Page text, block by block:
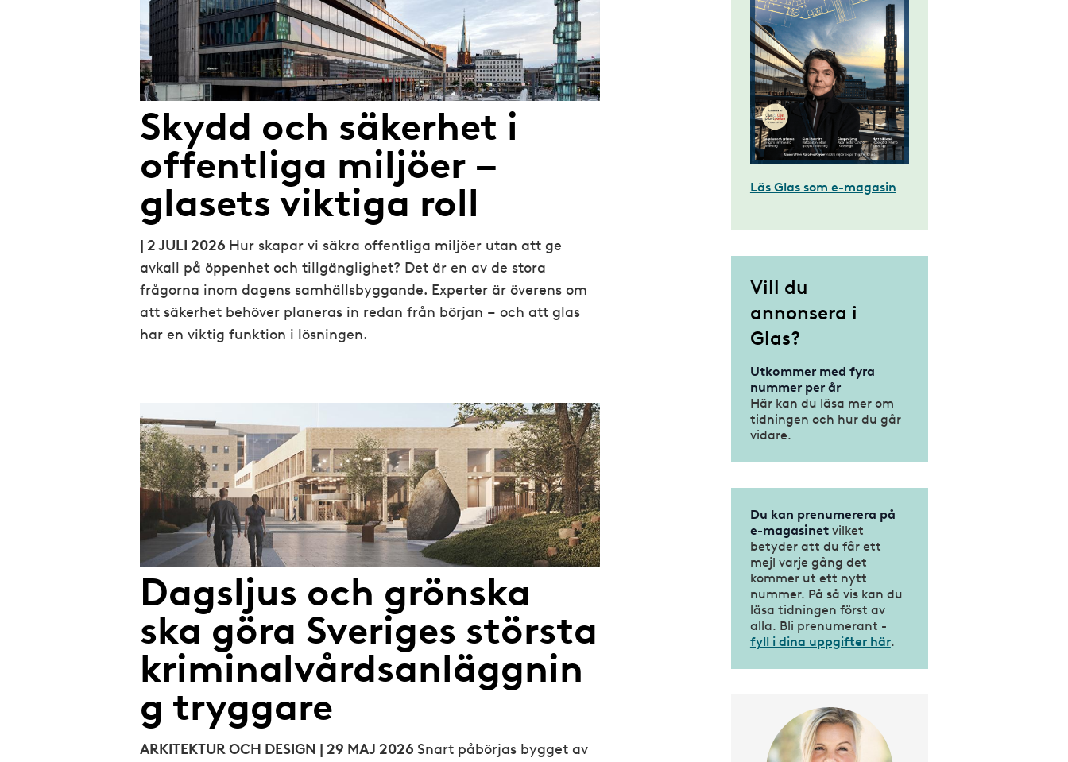
Skydd och säkerhet i
offentliga miljöer –
glasets viktiga roll
| 2 JULI 2026 Hur skapar vi säkra offentliga miljöer utan att ge
avkall på öppenhet och tillgänglighet? Det är en av de stora
frågorna inom dagens samhällsbyggande. Experter är överens om
att säkerhet behöver planeras in redan från början – och att glas
har en viktig funktion i lösningen.
Dagsljus och grönska
ska göra Sveriges största
kriminalvårdsanläggnin
g tryggare
ARKITEKTUR OCH DESIGN | 29 MAJ 2026 Snart påbörjas bygget av
Läs Glas som e-magasin
Vill du
annonsera i
Glas?
Utkommer med fyra
nummer per år
Här kan du läsa mer om
tidningen och hur du går
vidare.
Du kan prenumerera på
e-magasinetvilket
betyder att du får ett
mejl varje gång det
kommer ut ett nytt
nummer. På så vis kan du
läsa tidningen först av
alla. Bli prenumerant -
fyll i dina uppgifter här.